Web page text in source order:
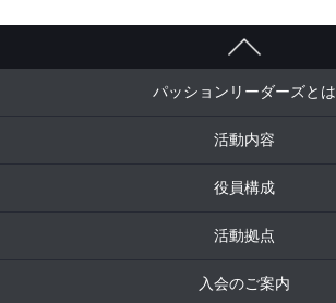
パッションリーダーズとは
活動内容
役員構成
活動拠点
入会のご案内